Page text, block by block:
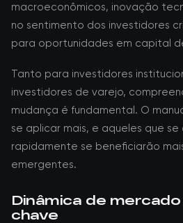
macroeconômicos, inovação
no sentimento dos investidores
para oportunidades em capital
Tanto para investidores
investidores de varejo,
mudança é fundamental. O
se aplicar mais, e aqueles que
rapidamente se beneficiarão
emergentes.
Dinâmica de
chave